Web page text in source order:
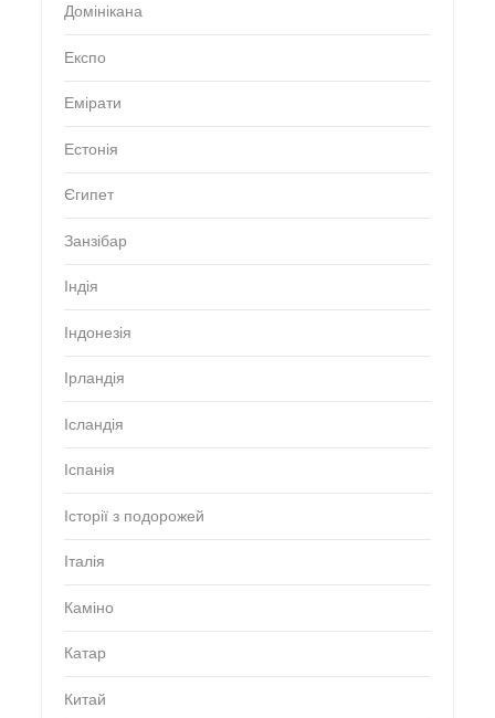
Домінікана
Експо
Емірати
Естонія
Єгипет
Занзібар
Індія
Індонезія
Ірландія
Ісландія
Іспанія
Історії з подорожей
Італія
Каміно
Катар
Китай